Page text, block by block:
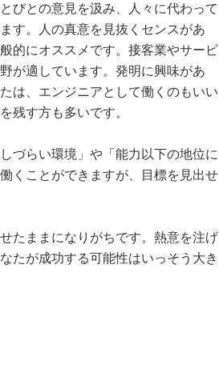
びとの意見を汲み、人々に代わって
す。人の真意を見抜くセンスがあ
的にオススメです。接客業やサービ
が適しています。発明に興味があ
は、エンジニアとして働くのもいい
残す方も多いです。
づらい環境」や「能力以下の地位に
くことができますが、目標を見出せ
たままになりがちです。熱意を注げ
たが成功する可能性はいっそう大き